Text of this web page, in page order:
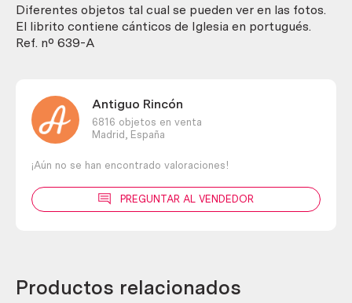
portugués.
Crucifijos.
Diferentes objetos tal cual se pueden ver en las fotos.
El librito contiene cánticos de Iglesia en portugués.
Ref. nº 639-A
Antiguo Rincón
6816 objetos en venta
Madrid,
España
¡Aún no se han encontrado valoraciones!
PREGUNTAR AL VENDEDOR
Productos relacionados